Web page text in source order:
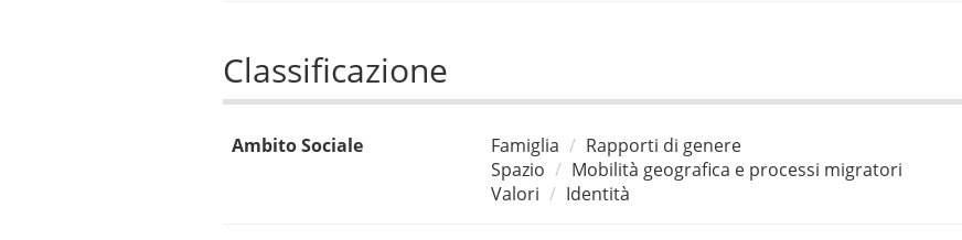
Classificazione
Ambito Sociale Famiglia
Rapporti di genere
Spazio
Mobilità geografica e processi migratori
Valori
Identità